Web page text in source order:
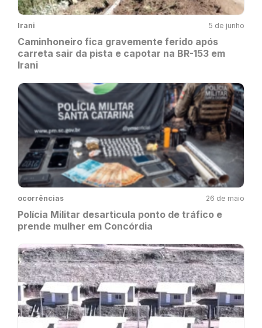
Irani 5 de junho
Caminhoneiro fica gravemente ferido após
carreta sair da pista e capotar na BR-153 em
Irani
ocorrências 26 de maio
Polícia Militar desarticula ponto de tráfico e
prende mulher em Concórdia